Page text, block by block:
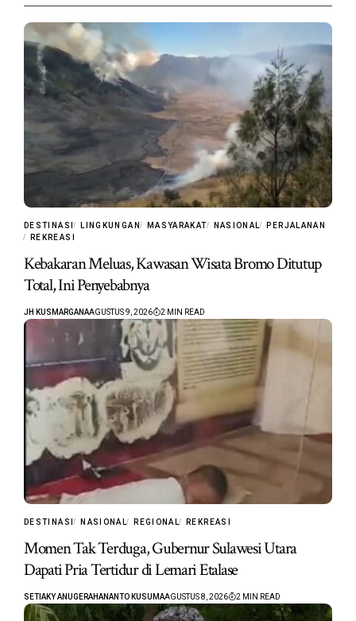
DESTINASI LINGKUNGAN MASYARAKAT NASIONAL
PERJALANAN
REKREASI
Kebakaran Meluas, Kawasan Wisata Bromo Ditutup
Total, Ini Penyebabnya
JH KUSMARGANAAGUSTUS 9, 2026 2 MIN READ
DESTINASI NASIONAL REGIONAL REKREASI
Momen Tak Terduga, Gubernur Sulawesi Utara
Dapati Pria Tertidur di Lemari Etalase
SETIAKY ANUGERAHANANTO KUSUMAAGUSTUS 8, 2026 2 MIN READ